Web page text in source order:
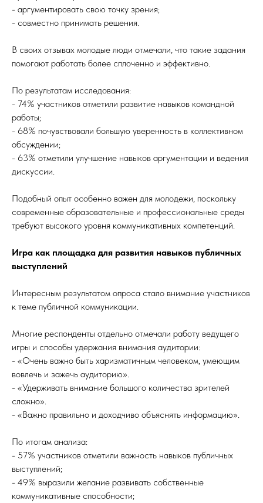
- аргументировать свою точку зрения;
- совместно принимать решения.
В своих отзывах молодые люди отмечали, что такие задания
помогают работать более сплоченно и эффективно.
По результатам исследования:
- 74% участников отметили развитие навыков командной
работы;
- 68% почувствовали большую уверенность в коллективном
обсуждении;
- 63% отметили улучшение навыков аргументации и ведения
дискуссии.
Подобный опыт особенно важен для молодежи, поскольку
современные образовательные и профессиональные среды
требуют высокого уровня коммуникативных компетенций.
Игра как площадка для развития навыков публичных
выступлений
Интересным результатом опроса стало внимание участников
к теме публичной коммуникации.
Многие респонденты отдельно отмечали работу ведущего
игры и способы удержания внимания аудитории:
- «Очень важно быть харизматичным человеком, умеющим
вовлечь и зажечь аудиторию».
- «Удерживать внимание большого количества зрителей
сложно».
- «Важно правильно и доходчиво объяснять информацию».
По итогам анализа:
- 57% участников отметили важность навыков публичных
выступлений;
- 49% выразили желание развивать собственные
коммуникативные способности;